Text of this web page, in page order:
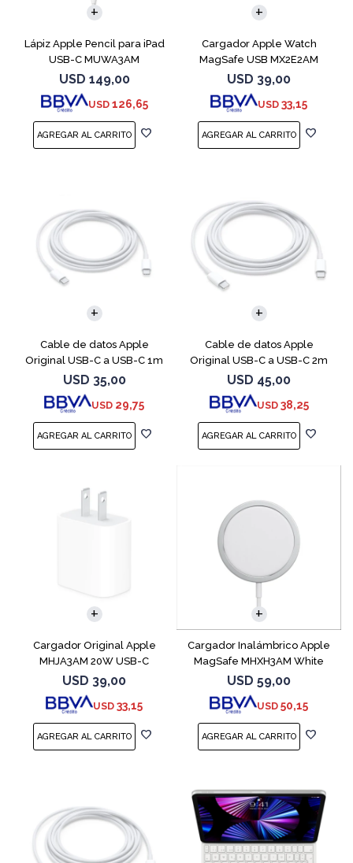
Lápiz Apple Pencil para iPad
USB-C MUWA3AM
USD 149,00
USD 126,65
Cargador Apple Watch
MagSafe USB MX2E2AM
USD 39,00
USD 33,15
Cable de datos Apple
Original USB-C a USB-C 1m
MQKJ3AM
USD 35,00
USD 29,75
Cable de datos Apple
Original USB-C a USB-C 2m
MLL82AM
USD 45,00
USD 38,25
Cargador Original Apple
MHJA3AM 20W USB-C
USD 39,00
USD 33,15
Cargador Inalámbrico Apple
MagSafe MHXH3AM White
USD 59,00
USD 50,15